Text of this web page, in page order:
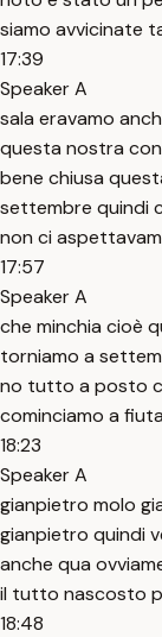
siamo avvicinate
17:39
Speaker A
sala eravamo
questa nostra
bene chiusa
settembre quindi
non ci
17:57
Speaker A
che minchia cioè
torniamo a
no tutto a posto
cominciamo a
18:23
Speaker A
gianpietro molo
gianpietro quindi
anche qua
il tutto nascosto
18:48